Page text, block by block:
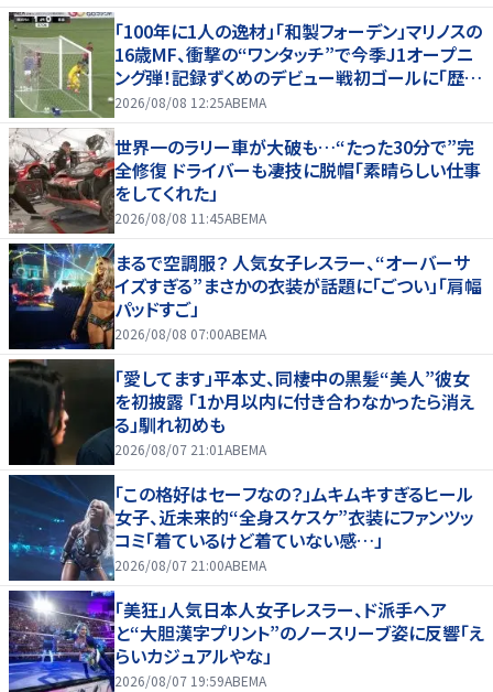
「100年に1人の逸材」「和製フォーデン」マリノスの
16歳MF、衝撃の“ワンタッチ”で今季J1オープニ
ング弾！記録ずくめのデビュー戦初ゴールに「歴史
を作りよった」
2026/08/08 12:25ABEMA
世界一のラリー車が大破も…“たった30分で”完
全修復 ドライバーも凄技に脱帽「素晴らしい仕事
をしてくれた」
2026/08/08 11:45ABEMA
まるで空調服？ 人気女子レスラー、“オーバーサ
イズすぎる”まさかの衣装が話題に「ごつい」「肩幅
パッドすご」
2026/08/08 07:00ABEMA
「愛してます」平本丈、同棲中の黒髪“美人”彼女
を初披露 「1か月以内に付き合わなかったら消え
る」馴れ初めも
2026/08/07 21:01ABEMA
「この格好はセーフなの？」ムキムキすぎるヒール
女子、近未来的“全身スケスケ”衣装にファンツッ
コミ「着ているけど着ていない感…」
2026/08/07 21:00ABEMA
「美狂」人気日本人女子レスラー、ド派手ヘア
と“大胆漢字プリント”のノースリーブ姿に反響「え
らいカジュアルやな」
2026/08/07 19:59ABEMA